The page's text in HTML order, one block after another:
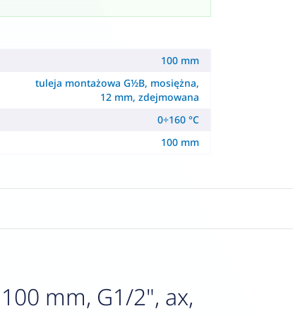
100 mm
tuleja montażowa G½B, mosiężna,
12 mm, zdejmowana
0÷160 °C
100 mm
mm, G1/2", ax,